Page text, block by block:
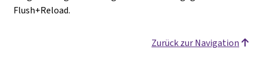
Flush+Reload.
Zurück zur Navigation